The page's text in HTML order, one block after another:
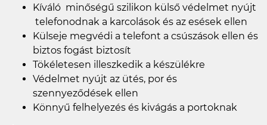
Kíváló minőségű szilikon külső védelmet nyújt
telefonodnak a karcolások és az esések ellen
Külseje megvédi a telefont a csúszások ellen és
biztos fogást biztosít
Tökéletesen illeszkedik a készülékre
Védelmet nyújt az ütés, por és
szennyeződések ellen
Könnyű felhelyezés és kivágás a portoknak